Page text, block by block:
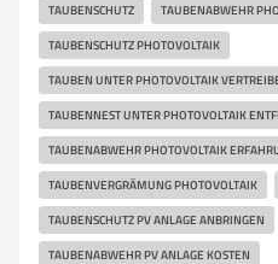
TAUBENSCHUTZ TAUBENABWEHR
TAUBENSCHUTZ PHOTOVOLTAIK
TAUBEN UNTER PHOTOVOLTAIK
TAUBENNEST UNTER PHOTOVOLTAIK
TAUBENABWEHR PHOTOVOLTAIK
TAUBENVERGRÄMUNG PHOTOVOLTAIK
TAUBENSCHUTZ PV ANLAGE ANBRINGEN
TAUBENABWEHR PV ANLAGE KOSTEN